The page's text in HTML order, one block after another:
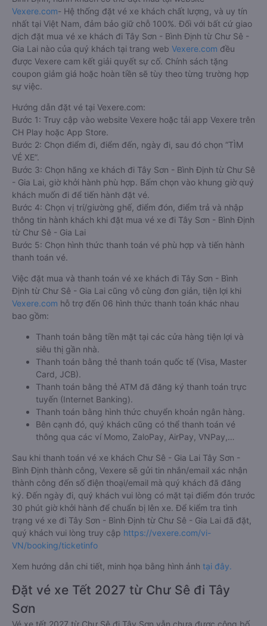
Vexere.com- Hệ thống đặt vé xe khách chất lượng, và uy tín
nhất tại Việt Nam, đảm bảo giữ chỗ 100%. Đối với bất cứ giao
dịch đặt mua vé xe khách đi Tây Sơn - Bình Định từ Chư Sê -
Gia Lai nào của quý khách tại trang web Vexere.com đều
được Vexere cam kết giải quyết sự cố. Chính sách tặng
coupon giảm giá hoặc hoàn tiền sẽ tùy theo từng trường hợp
sự việc.
Hướng dẫn đặt vé tại Vexere.com:
Bước 1: Truy cập vào website Vexere hoặc tải app Vexere trên
CH Play hoặc App Store.
Bước 2: Chọn điểm đi, điểm đến, ngày đi, sau đó chọn “TÌM
VÉ XE”.
Bước 3: Chọn hãng xe khách đi Tây Sơn - Bình Định từ Chư Sê
- Gia Lai, giờ khởi hành phù hợp. Bấm chọn vào khung giờ quý
khách muốn đi để tiến hành đặt vé.
Bước 4: Chọn vị trí/giường ghế, điểm đón, điểm trả và nhập
thông tin hành khách khi đặt mua vé xe đi Tây Sơn - Bình Định
từ Chư Sê - Gia Lai
Bước 5: Chọn hình thức thanh toán vé phù hợp và tiến hành
thanh toán vé.
Việc đặt mua và thanh toán vé xe khách đi Tây Sơn - Bình
Định từ Chư Sê - Gia Lai cũng vô cùng đơn giản, tiện lợi khi
Vexere.com hỗ trợ đến 06 hình thức thanh toán khác nhau
bao gồm:
Thanh toán bằng tiền mặt tại các cửa hàng tiện lợi và
siêu thị gần nhà.
Thanh toán bằng thẻ thanh toán quốc tế (Visa, Master
Card, JCB).
Thanh toán bằng thẻ ATM đã đăng ký thanh toán trực
tuyến (Internet Banking).
Thanh toán bằng hình thức chuyển khoản ngân hàng.
Bên cạnh đó, quý khách cũng có thể thanh toán vé
thông qua các ví Momo, ZaloPay, AirPay, VNPay,…
Sau khi thanh toán vé xe khách Chư Sê - Gia Lai Tây Sơn -
Bình Định thành công, Vexere sẽ gửi tin nhắn/email xác nhận
thành công đến số điện thoại/email mà quý khách đã đăng
ký. Đến ngày đi, quý khách vui lòng có mặt tại điểm đón trước
30 phút giờ khởi hành để chuẩn bị lên xe. Để kiểm tra tình
trạng vé xe đi Tây Sơn - Bình Định từ Chư Sê - Gia Lai đã đặt,
quý khách vui lòng truy cập https://vexere.com/vi-
VN/booking/ticketinfo
Xem hướng dẫn chi tiết, minh họa bằng hình ảnh tại đây.
Đặt vé xe Tết 2027 từ Chư Sê đi Tây
Sơn
Vé xe tết 2027 từ Chư Sê đi Tây Sơn vẫn chưa được công bố.